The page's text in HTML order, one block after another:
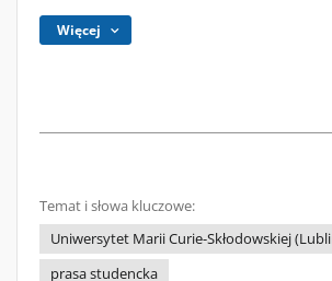
Więcej
Temat i słowa kluczowe:
Uniwersytet Marii Curie-Skłodowskiej
prasa studencka